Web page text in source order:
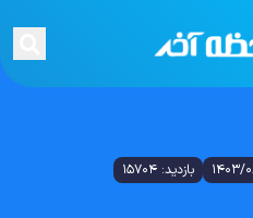
بازدید: 15704